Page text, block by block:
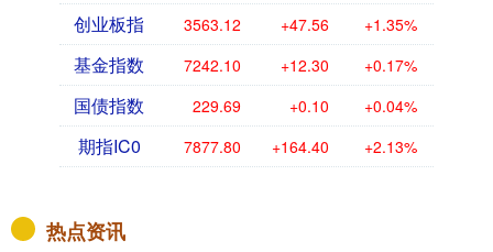
创业板指 3563.12 +47.56 +1.35%
基金指数 7242.10 +12.30 +0.17%
国债指数 229.69 +0.10 +0.04%
期指IC0 7877.80 +164.40 +2.13%
热点资讯